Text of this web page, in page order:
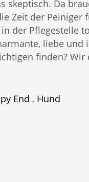
skeptisch. Da
Zeit der Peiniger
in der Pflegestelle
liebe und
finden? Wir
End , Hund